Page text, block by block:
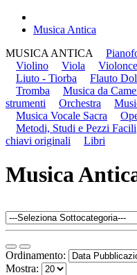
Musica Antica
MUSICA ANTICA
Violino
Viola
Liuto - Tiorba
Flauto
Tromba
Musica da
strumenti
Orchestra
Musica Vocale Sacra
Metodi, Studi e Pezzi Facili
chiavi originali
Libri
Musica
Ordinamento:
Mostra: